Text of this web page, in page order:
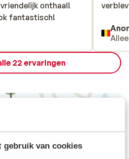
gebruik van cookies
onthaal!
fantastisch!
onthaal!
fantastisch!
22 ervaringen